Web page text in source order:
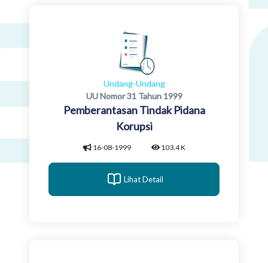
Undang-Undang
UU Nomor 31 Tahun 1999
Pemberantasan Tindak Pidana
Korupsi
16-08-1999 103.4 K
Lihat Detail